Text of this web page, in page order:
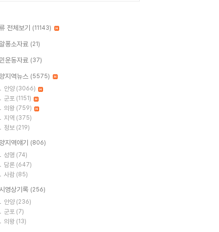
전체보기 (11143)
퐁소자료 (21)
운동자료 (37)
지역뉴스 (5575)
안양 (3066)
군포 (1151)
의왕 (759)
지역 (375)
정보 (219)
지역얘기 (806)
성명 (74)
담론 (647)
사람 (85)
영상기록 (256)
안양 (236)
군포 (7)
의왕 (13)